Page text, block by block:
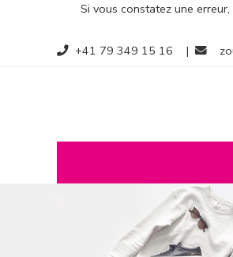
Si vous constatez une
+41 79 349 15 16 |